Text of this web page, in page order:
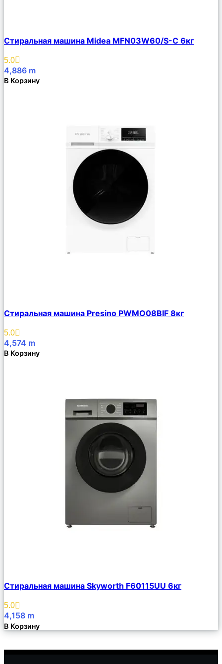
Описание
Избранное
Стиральная машина Midea MFN03W60/S-C 6кг
5.0
4,886 m
В Корзину
Описание
Избранное
Стиральная машина Presino PWMO08BIF 8кг
5.0
4,574 m
В Корзину
Описание
Избранное
Стиральная машина Skyworth F60115UU 6кг
5.0
4,158 m
В Корзину